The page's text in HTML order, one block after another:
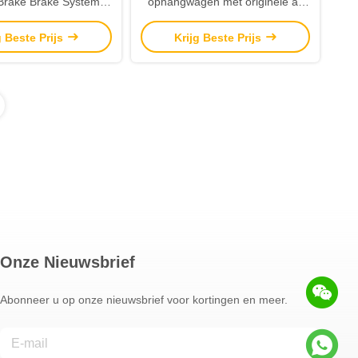
Tank Halve
aanhanger
Beste Prijs
van 3 assen en banden van
12R20 voor het vervoer van ruwe
Krijg Beste Prijs
Onze Nieuwsbrief
Abonneer u op onze nieuwsbrief voor kortingen en meer.